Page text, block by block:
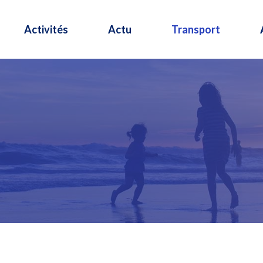
Activités Actu Transport